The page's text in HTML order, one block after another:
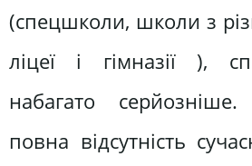
(спецшколи, школи з
ліцеї і гімназії ),
набагато
повна відсутність